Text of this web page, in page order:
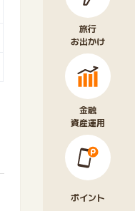
旅行
お出かけ
金融
資産運用
ポイント